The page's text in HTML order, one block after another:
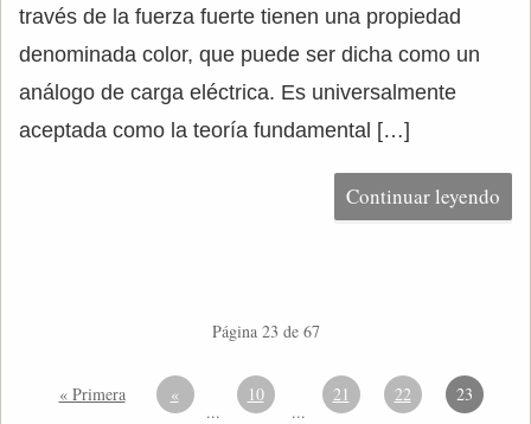
través de la fuerza fuerte tienen una propiedad
denominada color, que puede ser dicha como un
análogo de carga eléctrica. Es universalmente
aceptada como la teoría fundamental […]
Continuar leyendo
Página 23 de 67
« Primera «
...
10
...
21 22 23